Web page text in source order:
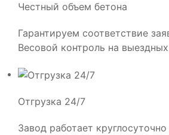
Честный объем бетона
Гарантируем соответствие
Весовой контроль на
Отгрузка 24/7
Завод работает